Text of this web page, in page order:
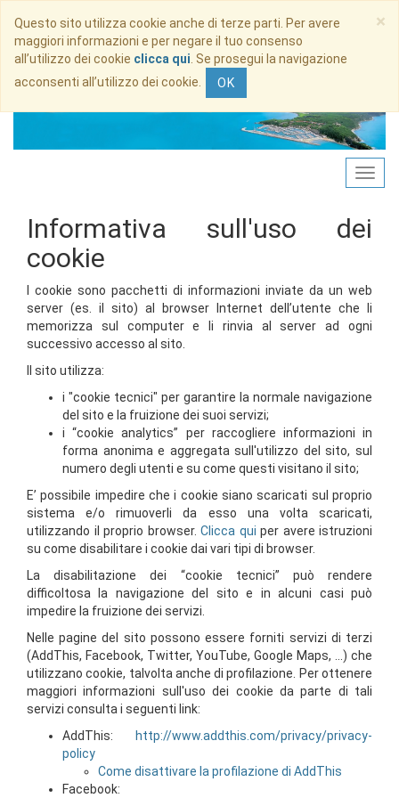
×
Questo sito utilizza cookie anche di terze parti. Per avere
maggiori informazioni e per negare il tuo consenso
all’utilizzo dei cookie clicca qui . Se prosegui la navigazione
acconsenti all’utilizzo dei cookie.
OK
Informativa sull'uso dei
cookie
I cookie sono pacchetti di informazioni inviate da un web
server (es. il sito) al browser Internet dell’utente che li
memorizza sul computer e li rinvia al server ad ogni
successivo accesso al sito.
Il sito utilizza:
i "cookie tecnici" per garantire la normale navigazione
del sito e la fruizione dei suoi servizi;
i “cookie analytics” per raccogliere informazioni in
forma anonima e aggregata sull'utilizzo del sito, sul
numero degli utenti e su come questi visitano il sito;
E’ possibile impedire che i cookie siano scaricati sul proprio
sistema e/o rimuoverli da esso una volta scaricati,
utilizzando il proprio browser. Clicca qui per avere istruzioni
su come disabilitare i cookie dai vari tipi di browser.
La disabilitazione dei “cookie tecnici” può rendere
difficoltosa la navigazione del sito e in alcuni casi può
impedire la fruizione dei servizi.
Nelle pagine del sito possono essere forniti servizi di terzi
(AddThis, Facebook, Twitter, YouTube, Google Maps, ...) che
utilizzano cookie, talvolta anche di profilazione. Per ottenere
maggiori informazioni sull'uso dei cookie da parte di tali
servizi consulta i seguenti link:
AddThis:
http://www.addthis.com/privacy/privacy-
policy
Come disattivare la profilazione di AddThis
Facebook: